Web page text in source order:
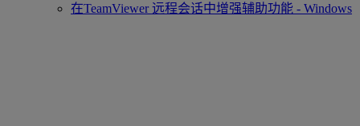
在TeamViewer 远程会话中增强辅助功能 - Windows